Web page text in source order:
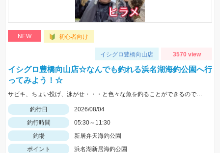
NEW 初心者向け
イシグロ豊橋向山店 3570 view
イシグロ豊橋向山店☆なんでも釣れる浜名湖海釣公園へ行
ってみよう！☆
サビキ、ちょい投げ、泳がせ・・・と色々な魚を釣ることができるので仕掛けも何種類か用意していけば楽しむことができますよ！
釣行日
2026/08/04
釣行時間
05:30～11:30
釣場
新居弁天海釣公園
ポイント
浜名湖新居海釣公園